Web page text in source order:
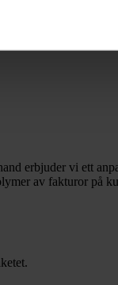
erbjuder vi ett
av fakturor på